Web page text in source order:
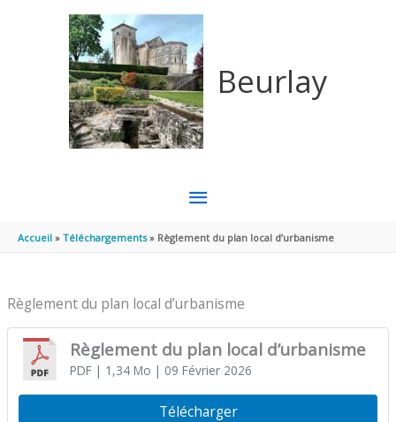
Beurlay
MENU
PRINCIPAL
Accueil Téléchargements Règlement du plan local d’urbanisme
Règlement du plan local d’urbanisme
Règlement du plan local d’urbanisme
PDF| 1,34 Mo | 09 Février 2026
Télécharger